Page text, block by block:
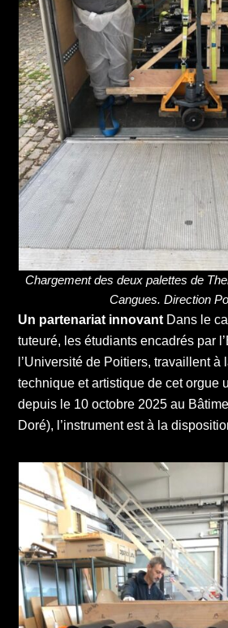
Chargement des deux palettes de
Cangues. Direction
Un partenariat innovant Dans le
tuteuré, les étudiants encadrés par
l’Université de Poitiers, travaillent à
technique et artistique de cet orgue
depuis le 10 octobre 2025 au
Doré), l’instrument est à la